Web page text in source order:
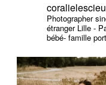
Photographer
étranger Lille -
bébé- famille